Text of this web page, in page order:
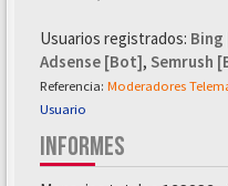
Usuarios registrados:
Adsense [Bot], Semrush
Referencia: Moderadores
Usuario
INFORMES